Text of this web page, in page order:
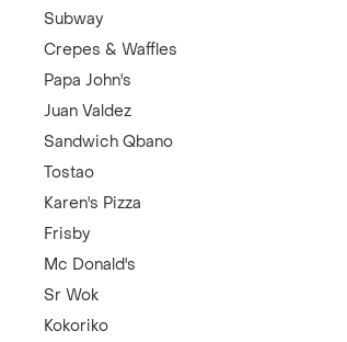
Subway
Crepes & Waffles
Papa John's
Juan Valdez
Sandwich Qbano
Tostao
Karen's Pizza
Frisby
Mc Donald's
Sr Wok
Kokoriko